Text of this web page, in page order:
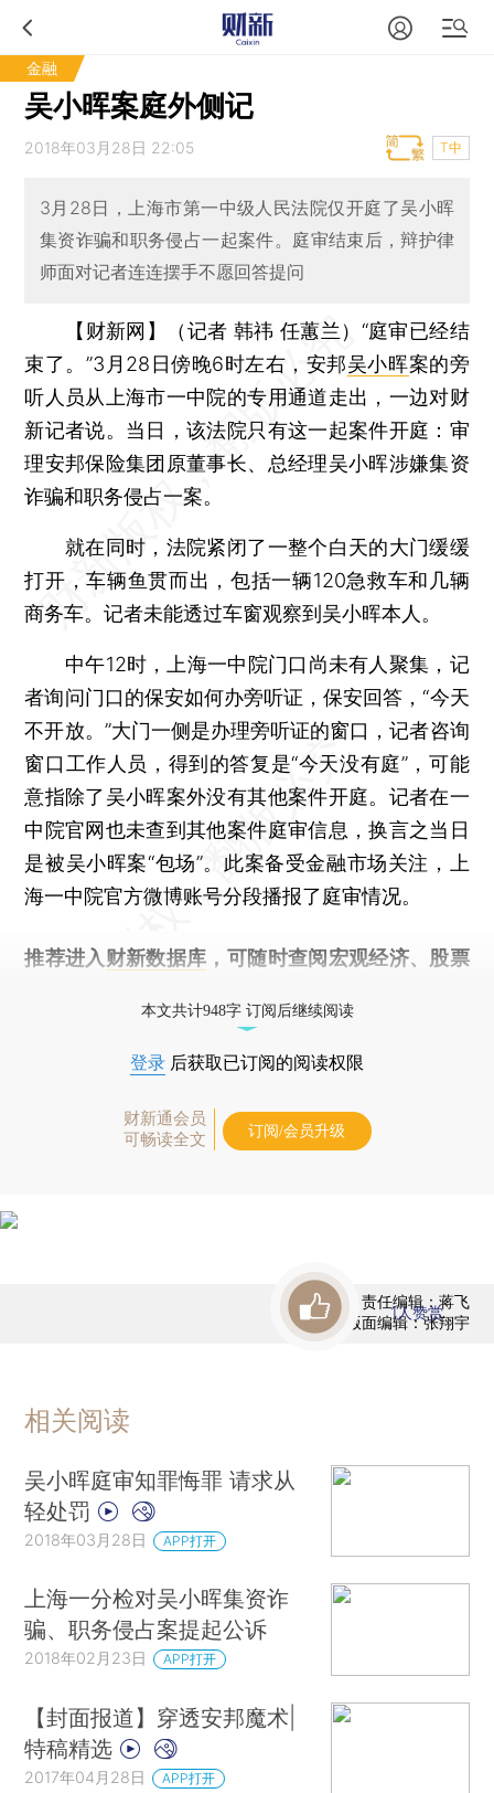
金融
吴小晖案庭外侧记
2018年03月28日 22:05 T中
3月28日，上海市第一中级人民法院仅开庭了吴小晖
集资诈骗和职务侵占一起案件。庭审结束后，辩护律
师面对记者连连摆手不愿回答提问
【财新网】（记者 韩祎 任蕙兰） “庭审已经结
束了。”3月28日傍晚6时左右，安邦吴小晖案的旁
听人员从上海市一中院的专用通道走出，一边对财
新记者说。当日，该法院只有这一起案件开庭：审
理安邦保险集团原董事长、总经理吴小晖涉嫌集资
诈骗和职务侵占一案。
就在同时，法院紧闭了一整个白天的大门缓缓
打开，车辆鱼贯而出，包括一辆120急救车和几辆
商务车。记者未能透过车窗观察到吴小晖本人。
中午12时，上海一中院门口尚未有人聚集，记
者询问门口的保安如何办旁听证，保安回答，“今天
不开放。”大门一侧是办理旁听证的窗口，记者咨询
窗口工作人员，得到的答复是“今天没有庭”，可能
意指除了吴小晖案外没有其他案件开庭。记者在一
中院官网也未查到其他案件庭审信息，换言之当日
是被吴小晖案“包场”。此案备受金融市场关注，上
海一中院官方微博账号分段播报了庭审情况。
推荐进入 财新数据库 ，可随时查阅宏观经济、股票
本文共计948字 订阅后继续阅读
登录 后获取已订阅的阅读权限
财新通会员
可畅读全文
订阅/会员升级
责任编辑：蒋飞
版面编辑：张翔宇
1人赞赏
相关阅读
吴小晖庭审知罪悔罪 请求从
轻处罚
2018年03月28日 APP打开
上海一分检对吴小晖集资诈
骗、职务侵占案提起公诉
2018年02月23日 APP打开
【封面报道】穿透安邦魔术|
特稿精选
2017年04月28日 APP打开